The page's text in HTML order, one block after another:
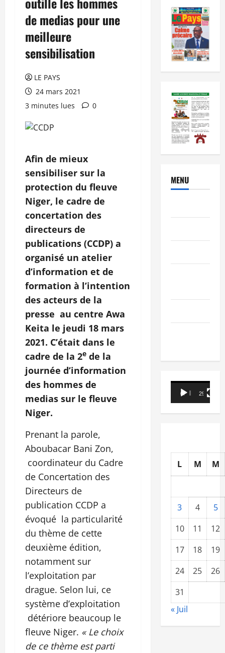
de medias pour une
meilleure
sensibilisation
LE PAYS
24 mars 2021
3 minutes lues
0
Afin de mieux
sensibiliser sur la
protection du fleuve
Niger, le cadre de
concertation des
directeurs de
publications (CCDP) a
organisé un atelier
d’information et de
formation à l’intention
des acteurs de la
presse au centre Awa
Keita le jeudi 18 mars
2021. C’était dans le
cadre de la 2e de la
journée d’information
des hommes de
medias sur le fleuve
Niger.
Prenant la parole,
Aboubacar Bani Zon,
coordinateur du Cadre
de Concertation des
Directeurs de
publication CCDP a
évoqué la particularité
du thème de cette
deuxième édition,
notamment sur
l’exploitation par
drague. Selon lui, ce
système d’exploitation
détériore beaucoup le
fleuve Niger. « Le choix
de ce thème est parti
MENU
Lecteur
vidéo
00:00 29:21
L M M
3 4
5
10
11
12
17
18
19
24
25
26
31
« Juil